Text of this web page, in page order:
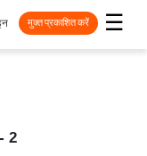
☰
मुक्त प्रकाशित करें
2